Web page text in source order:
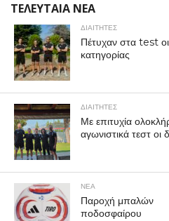
ΤΕΛΕΥΤΑΙΑ ΝΕΑ
ΔΙΑΙΤΗΤΕΣ
Πέτυχαν στα test οι
κατηγορίας
ΔΙΑΙΤΗΤΕΣ
Με επιτυχία
αγωνιστικά τεστ οι
ΝΕΑ
Παροχή μπαλών
ποδοσφαίρου